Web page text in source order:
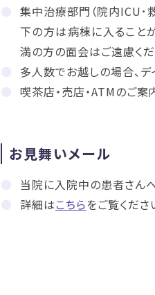
集中治療部門（院内ICU･
下の方は病棟に入ること
満の方の面会はご遠慮くだ
多人数でお越しの場合、
喫茶店・売店・ATMのご案
お見舞いメール
当院に入院中の患者さん
詳細はこちらをご覧くださ